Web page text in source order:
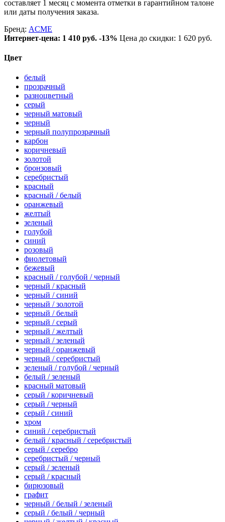
составляет 1 месяц с момента отметки в гарантийном талоне
или даты получения заказа.
Бренд: ACME
Интернет-цена: 1 410 руб. -13% Цена до скидки: 1 620 руб.
Цвет
белый
прозрачный
разноцветный
серый
черный матовый
черный
черный полупрозрачный
карбон
коричневый
золотой
бронзовый
серебристый
красный
красный / белый
оранжевый
желтый
зеленый
голубой
синий
розовый
фиолетовый
бежевый
красный / голубой / черный
черный / красный
черный / синий
черный / золотой
черный / белый
черный / серый
черный / желтый
черный / зеленый
черный / оранжевый
черный / серебристый
зеленый / голубой / черный
белый / зеленый
красный матовый
серый / коричневый
серый / черный
серый / синий
хром
синий / серебристый
белый / красный / серебристый
серый / серебро
серебристый / черный
серый / зеленый
серый / красный
бирюзовый
графит
черный / белый / зеленый
серый / белый / черный